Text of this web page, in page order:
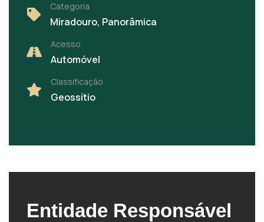
Categoria
Miradouro, Panorâmica
Acesso
Automóvel
Classificação
Geossítio
Entidade Responsável